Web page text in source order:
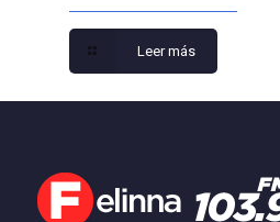
Leer más